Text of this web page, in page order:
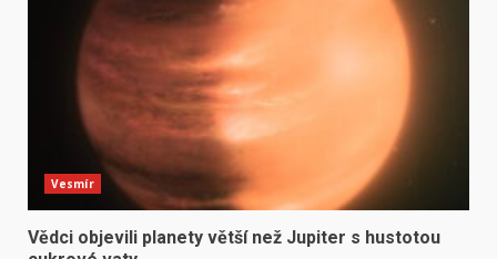
Vesmír
Vědci objevili planety větší než Jupiter s hustotou